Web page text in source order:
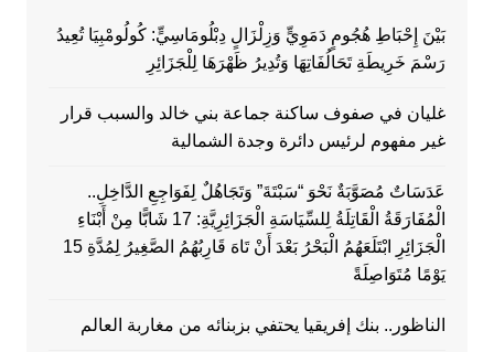
بَيْنَ إِحْبَاطِ هُجُومٍ دَمَوِيٍّ وَزِلْزَالٍ دِبْلُومَاسِيٍّ: كُولُومْبِيَا تُعِيدُ
رَسْمَ خَرِيطَةِ تَحَالُفَاتِهَا وَتُدِيرُ ظَهْرَهَا لِلْجَزَائِرِ
غليان في صفوف ساكنة جماعة بني خالد والسبب قرار
غير مفهوم لرئيس دائرة وجدة الشمالية
عَدَسَاتٌ مُصَوَّبَةٌ نَحْوَ “سَبْتَةَ” وَتَجَاهُلٌ لِفَوَاجِعِ الدَّاخِلِ..
الْمُفَارَقَةُ الْقَاتِلَةُ لِلسِّيَاسَةِ الْجَزَائِرِيَّةِ: 17 شَابًّا مِنْ أَبْنَاءِ
الْجَزَائِرِ ابْتَلَعَهُمُ الْبَحْرُ بَعْدَ أَنْ تَاهَ قَارِبُهُمُ الصَّغِيرُ لِمُدَّةِ 15
يَوْمًا مُتَوَاصِلَةً
الناظور.. بنك إفريقيا يحتفي بزبنائه من مغاربة العالم